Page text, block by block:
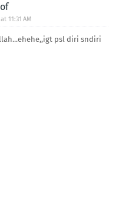
11:31 AM
psl diri sndiri